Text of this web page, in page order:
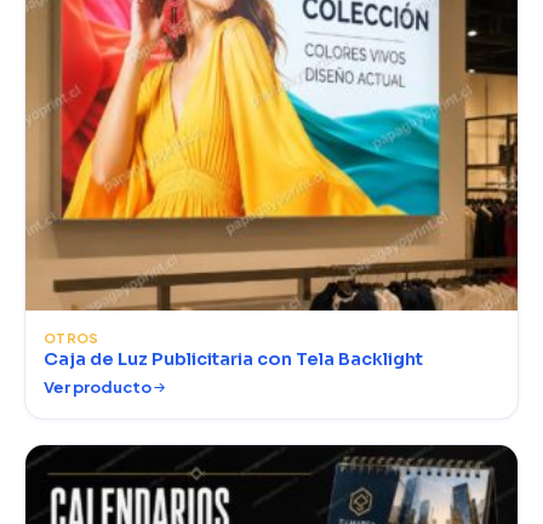
OTROS
Caja de Luz Publicitaria con Tela Backlight
Ver producto